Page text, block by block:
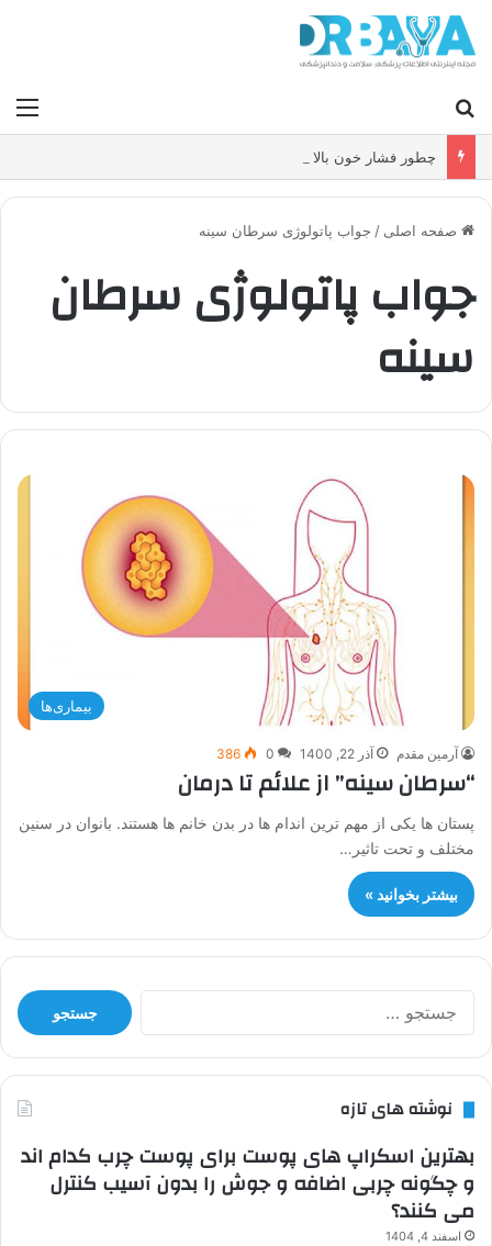
صفحه اصلی / جواب پاتولوژی سرطان سینه
جواب پاتولوژی سرطان
سینه
بیماری‌ها
آرمین مقدم آذر 22, 1400 0
386
“سرطان سینه” از علائم تا درمان
پستان ها یکی از مهم ترین اندام ها در بدن خانم ها هستند. بانوان در سنین
مختلف و تحت تاثیر…
بیشتر بخوانید »
جستجو
برای:
نوشته های تازه
بهترین اسکراپ های پوست برای پوست چرب کدام اند
و چگونه چربی اضافه و جوش را بدون آسیب کنترل
می کنند؟
اسفند 4, 1404